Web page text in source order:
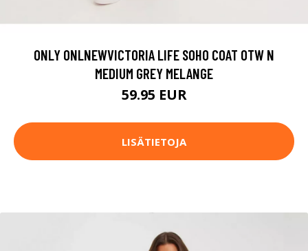
ONLY ONLNEWVICTORIA LIFE SOHO COAT OTW N
MEDIUM GREY MELANGE
59.95 EUR
LISÄTIETOJA